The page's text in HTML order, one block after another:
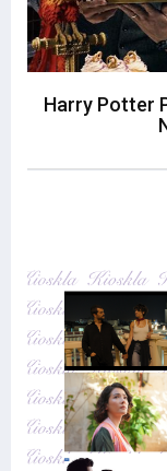
Harry Potter